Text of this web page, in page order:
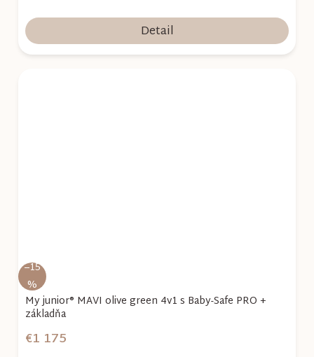
Detail
–15
%
My junior® MAVI olive green 4v1 s Baby-Safe PRO +
základňa
€1 175